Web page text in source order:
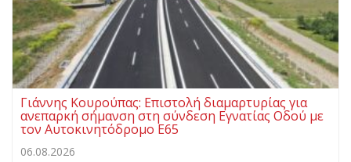
Γιάννης Κουρούπας: Επιστολή διαμαρτυρίας για
ανεπαρκή σήμανση στη σύνδεση Εγνατίας Οδού με
τον Αυτοκινητόδρομο Ε65
06.08.2026